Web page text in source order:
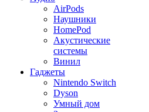
AirPods
Наушники
HomePod
Акустические
системы
Винил
Гаджеты
Nintendo Switch
Dyson
Умный дом